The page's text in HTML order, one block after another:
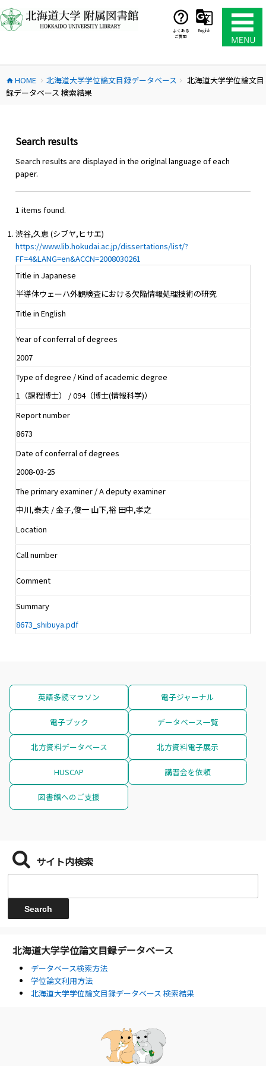
ン
テ
ス
キ
よくある
ご質問
English
home HOME chevron_right 北海道大学学位論文目録データベース chevron_right
北海道大学学位論文目
録データベース 検索結果
Search results
Search results are displayed in the origlnal language of each
paper.
1 items found.
渋谷,久恵 (シブヤ,ヒサエ)
https://www.lib.hokudai.ac.jp/dissertations/list/?
FF=4&LANG=en&ACCN=2008030261
Title in Japanese
半導体ウェーハ外観検査における欠陥情報処理技術の研究
Title in English
Year of conferral of degrees
2007
Type of degree / Kind of academic degree
1（課程博士） / 094（博士(情報科学)）
Report number
8673
Date of conferral of degrees
2008-03-25
The primary examiner / A deputy examiner
中川,泰夫 / 金子,俊一 山下,裕 田中,孝之
Location
Call number
Comment
Summary
8673_shibuya.pdf
英語多読マラソン 電子ジャーナル
電子ブック データベース一覧
北方資料データベース 北方資料電子展示
HUSCAP 講習会を依頼
図書館へのご支援
サイト内検索
北海道大学学位論文目録データベース
データベース検索方法
学位論文利用方法
北海道大学学位論文目録データベース 検索結果